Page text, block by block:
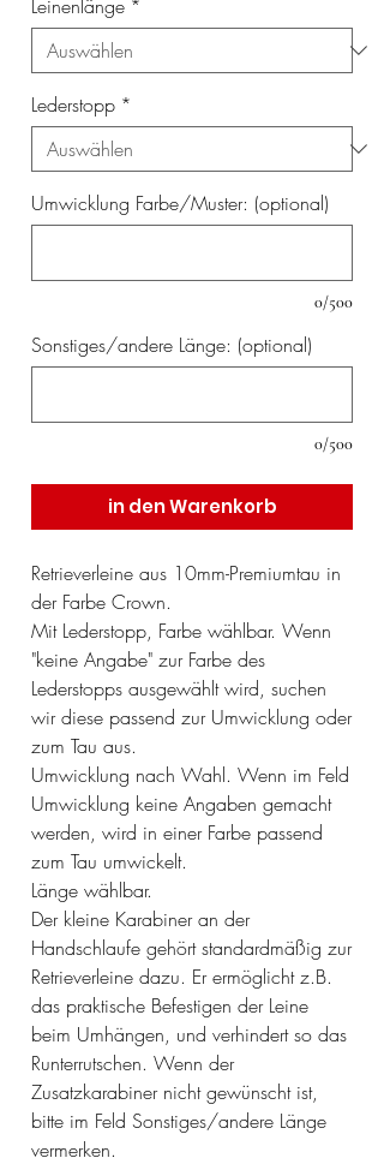
Leinenlänge *
Lederstopp *
Umwicklung Farbe/Muster: (optional)
0/500
Sonstiges/andere Länge: (optional)
0/500
in den Warenkorb
Retrieverleine aus 10mm-Premiumtau in
der Farbe Crown.
Mit Lederstopp, Farbe wählbar. Wenn
"keine Angabe" zur Farbe des
Lederstopps ausgewählt wird, suchen
wir diese passend zur Umwicklung oder
zum Tau aus.
Umwicklung nach Wahl. Wenn im Feld
Umwicklung keine Angaben gemacht
werden, wird in einer Farbe passend
zum Tau umwickelt.
Länge wählbar.
Der kleine Karabiner an der
Handschlaufe gehört standardmäßig zur
Retrieverleine dazu. Er ermöglicht z.B.
das praktische Befestigen der Leine
beim Umhängen, und verhindert so das
Runterrutschen. Wenn der
Zusatzkarabiner nicht gewünscht ist,
bitte im Feld Sonstiges/andere Länge
vermerken.